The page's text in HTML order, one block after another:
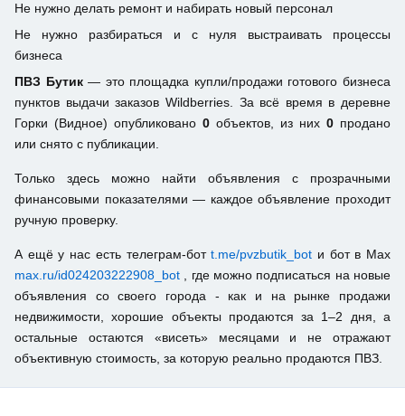
Не нужно делать ремонт и набирать новый персонал
Не нужно разбираться и с нуля выстраивать процессы
бизнеса
ПВЗ Бутик— это площадка купли/продажи готового бизнеса
пунктов выдачи заказов Wildberries. За всё время в деревне
Горки (Видное) опубликовано 0 объектов, из них 0 продано
или снято с публикации.
Только здесь можно найти объявления с прозрачными
финансовыми показателями — каждое объявление проходит
ручную проверку.
А ещё у нас есть телеграм-ботt.me/pvzbutik_bot и бот в Max
max.ru/id024203222908_bot
, где можно подписаться на новые
объявления со своего города - как и на рынке продажи
недвижимости, хорошие объекты продаются за 1–2 дня, а
остальные остаются «висеть» месяцами и не отражают
объективную стоимость, за которую реально продаются ПВЗ.